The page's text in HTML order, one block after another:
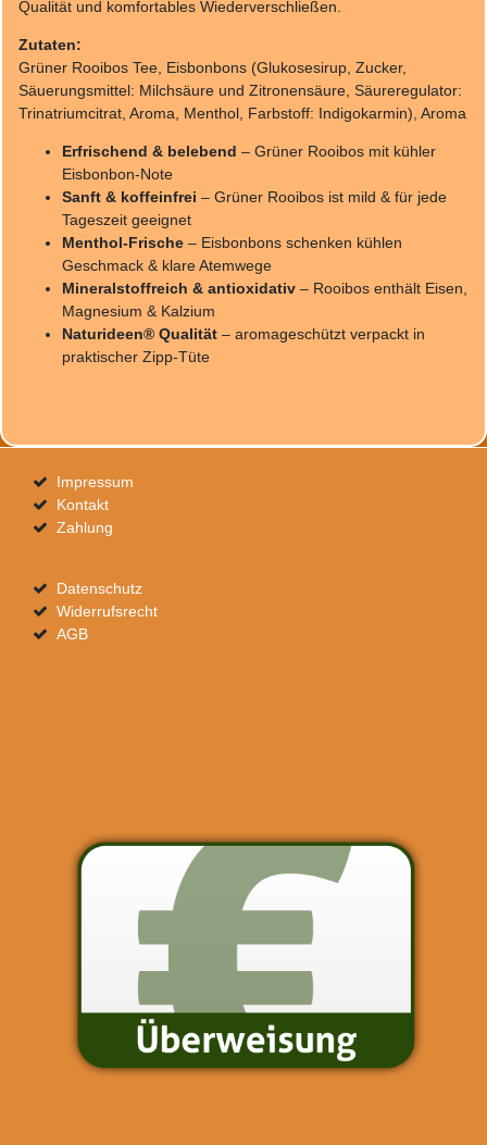
Qualität und komfortables Wiederverschließen.
Zutaten:
Grüner Rooibos Tee, Eisbonbons (Glukosesirup, Zucker,
Säuerungsmittel: Milchsäure und Zitronensäure, Säureregulator:
Trinatriumcitrat, Aroma, Menthol, Farbstoff: Indigokarmin), Aroma
Erfrischend & belebend – Grüner Rooibos mit kühler
Eisbonbon-Note
Sanft & koffeinfrei – Grüner Rooibos ist mild & für jede
Tageszeit geeignet
Menthol-Frische – Eisbonbons schenken kühlen
Geschmack & klare Atemwege
Mineralstoffreich & antioxidativ – Rooibos enthält Eisen,
Magnesium & Kalzium
Naturideen® Qualität – aromageschützt verpackt in
praktischer Zipp-Tüte
Impressum
Kontakt
Zahlung
Datenschutz
Widerrufsrecht
AGB